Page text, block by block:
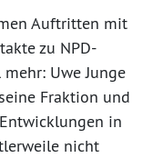
Auftritten mit
zu NPD-
Uwe Junge
Fraktion und
in
nicht